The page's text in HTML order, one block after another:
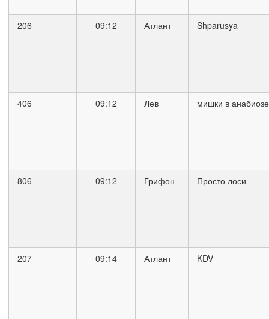
206 09:12 Атлант Shparusya
406 09:12 Лев мишки в анабиозе
806 09:12 Грифон Просто лоси
207 09:14 Атлант KDV